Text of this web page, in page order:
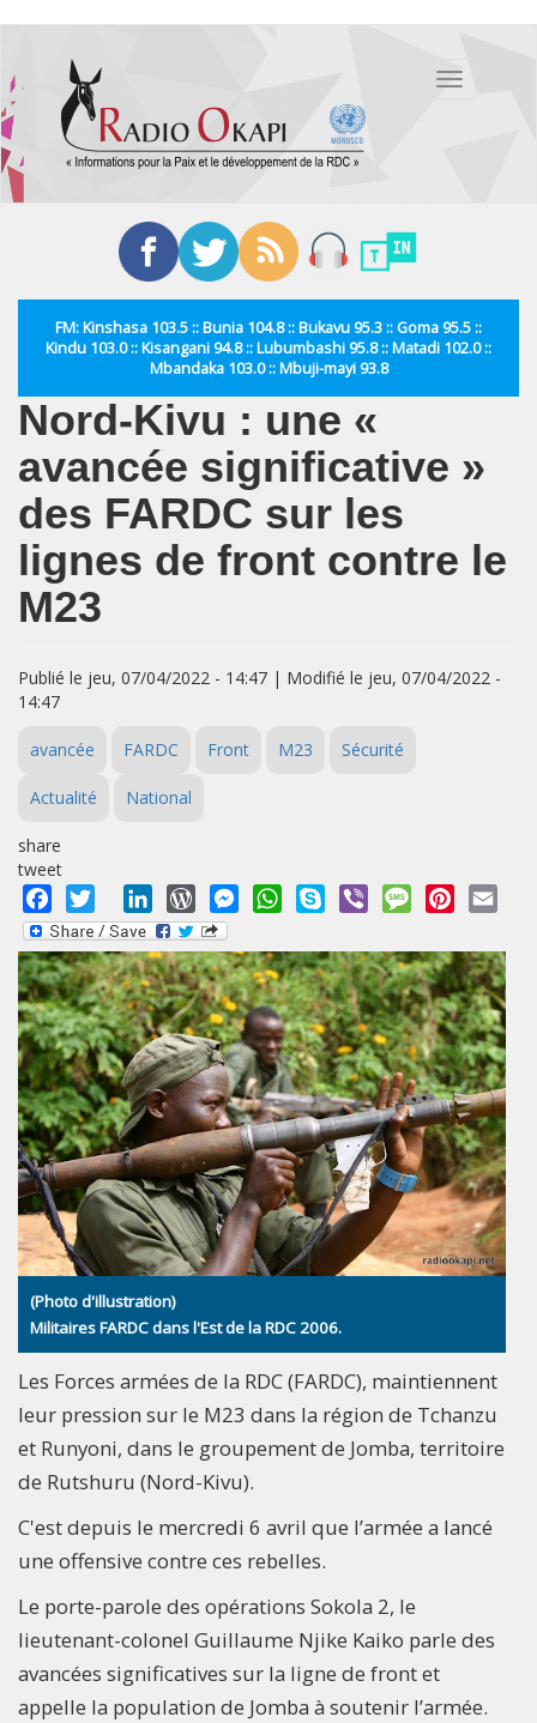
contenu
principal
Toggle
FM: Kinshasa 103.5 :: Bunia 104.8 :: Bukavu 95.3 :: Goma 95.5 ::
Kindu 103.0 :: Kisangani 94.8 :: Lubumbashi 95.8 :: Matadi 102.0 ::
Mbandaka 103.0 :: Mbuji-mayi 93.8
Nord-Kivu : une «
avancée significative »
des FARDC sur les
lignes de front contre le
M23
Publié le jeu, 07/04/2022 - 14:47 | Modifié le jeu, 07/04/2022 -
14:47
avancée FARDC Front M23 Sécurité
Actualité National
share
tweet
Facebook
Twitter LinkedInWordPressMessengerWhatsApp
Skype Viber MessagePinterest
(Photo d'illustration)
Militaires FARDC dans l'Est de la RDC 2006.
Les Forces armées de la RDC (FARDC), maintiennent
leur pression sur le M23 dans la région de Tchanzu
et Runyoni, dans le groupement de Jomba, territoire
de Rutshuru (Nord-Kivu).
C'est depuis le mercredi 6 avril que l’armée a lancé
une offensive contre ces rebelles.
Le porte-parole des opérations Sokola 2, le
lieutenant-colonel Guillaume Njike Kaiko parle des
avancées significatives sur la ligne de front et
appelle la population de Jomba à soutenir l’armée.